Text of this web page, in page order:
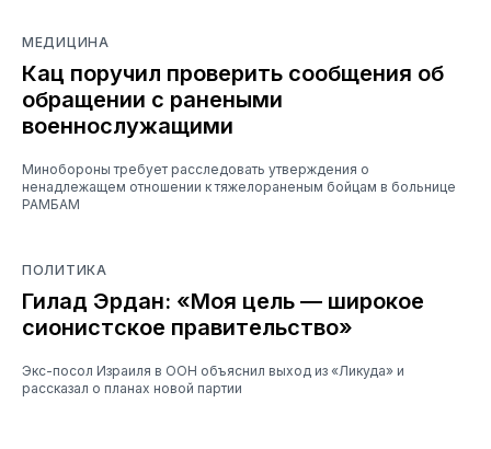
МЕДИЦИНА
Кац поручил проверить сообщения об
обращении с ранеными
военнослужащими
Минобороны требует расследовать утверждения о
ненадлежащем отношении к тяжелораненым бойцам в больнице
РАМБАМ
ПОЛИТИКА
Гилад Эрдан: «Моя цель — широкое
сионистское правительство»
Экс-посол Израиля в ООН объяснил выход из «Ликуда» и
рассказал о планах новой партии